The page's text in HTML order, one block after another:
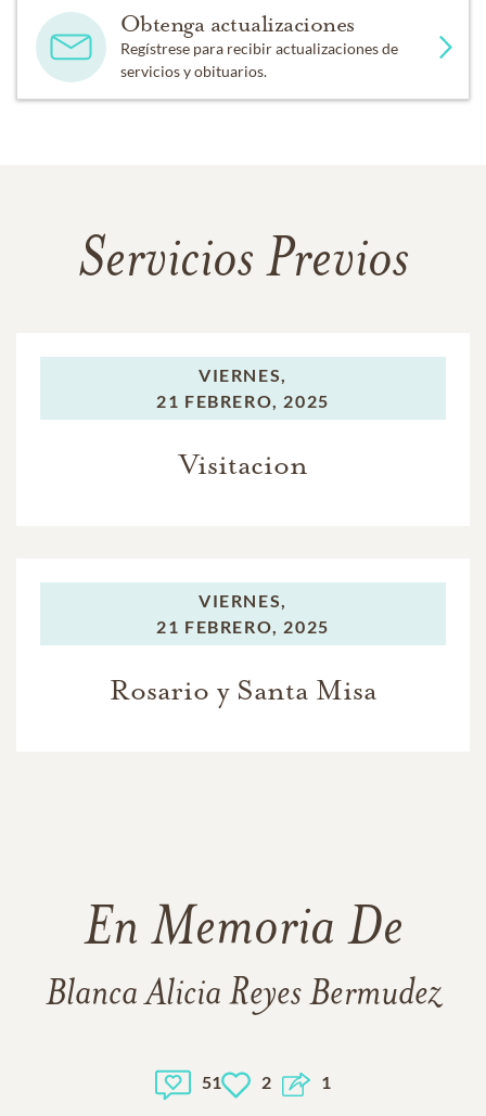
Obtenga actualizaciones
Regístrese para recibir actualizaciones de
servicios y obituarios.
Servicios Previos
VIERNES,
21 FEBRERO, 2025
Visitacion
VIERNES,
21 FEBRERO, 2025
Rosario y Santa Misa
En Memoria De
Blanca Alicia Reyes Bermudez
51 2 1